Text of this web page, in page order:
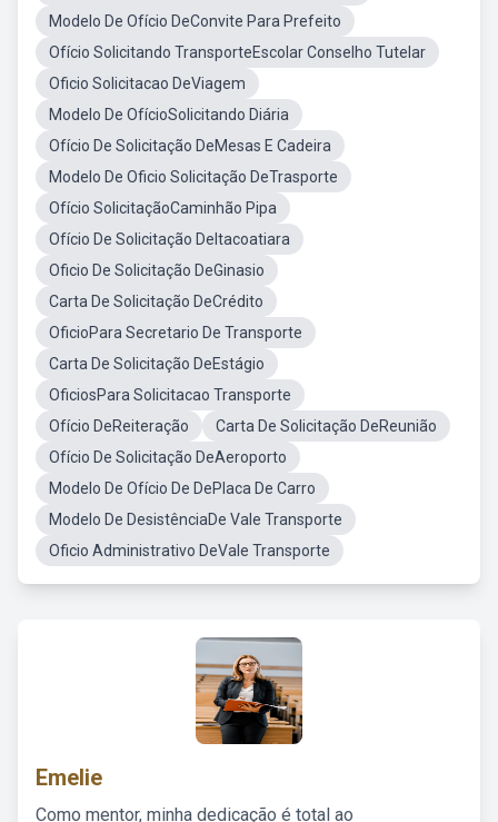
Modelo De Ofício DeConvite Para Prefeito
Ofício Solicitando TransporteEscolar Conselho Tutelar
Oficio Solicitacao DeViagem
Modelo De OfícioSolicitando Diária
Ofício De Solicitação DeMesas E Cadeira
Modelo De Oficio Solicitação DeTrasporte
Ofício SolicitaçãoCaminhão Pipa
Ofício De Solicitação DeItacoatiara
Oficio De Solicitação DeGinasio
Carta De Solicitação DeCrédito
OficioPara Secretario De Transporte
Carta De Solicitação DeEstágio
OficiosPara Solicitacao Transporte
Ofício DeReiteração
Carta De Solicitação DeReunião
Ofício De Solicitação DeAeroporto
Modelo De Ofício De DePlaca De Carro
Modelo De DesistênciaDe Vale Transporte
Oficio Administrativo DeVale Transporte
Emelie
Como mentor, minha dedicação é total ao